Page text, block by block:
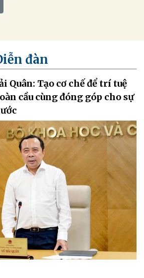
đàn
Quân: Tạo cơ chế để trí tuệ
cầu cùng đóng góp cho sự